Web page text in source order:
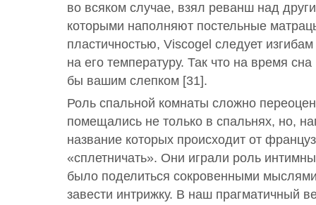
во всяком случае, взял реванш над
которыми наполняют постельные
пластичностью, Viscogel следует изгибам
на его температуру. Так что на время сна
бы вашим слепком [31].
Роль спальной комнаты сложно
помещались не только в спальнях, но,
название которых происходит от
«сплетничать». Они играли роль
было поделиться сокровенными
завести интрижку. В наш прагматичный